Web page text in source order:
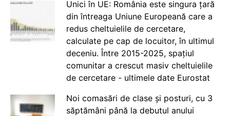
Unici în UE: România este singura țară
din întreaga Uniune Europeană care a
redus cheltuielile de cercetare,
calculate pe cap de locuitor, în ultimul
deceniu. Între 2015-2025, spațiul
comunitar a crescut masiv cheltuielile
de cercetare - ultimele date Eurostat
Noi comasări de clase și posturi, cu 3
săptămâni până la debutul anului